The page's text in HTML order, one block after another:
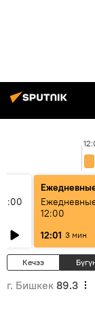
12:00
12:01 3 мин
Кечээ
г. Бишкек 89.3